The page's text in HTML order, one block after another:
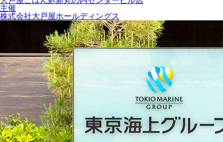
主催
株式会社大戸屋ホールディングス